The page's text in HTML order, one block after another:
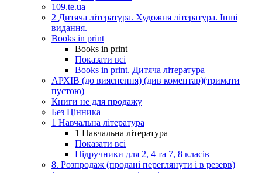
109.te.ua
2 Дитяча література. Художня література. Інші
видання.
Books in print
Books in print
Показати всі
Books in print. Дитяча література
АРХІВ (до вияснення) (див коментар)(тримати
пустою)
Книги не для продажу
Без Цінника
1 Навчальна література
1 Навчальна література
Показати всі
Підручники для 2, 4 та 7, 8 класів
8. Розпродаж (продані переглянути і в резерв)